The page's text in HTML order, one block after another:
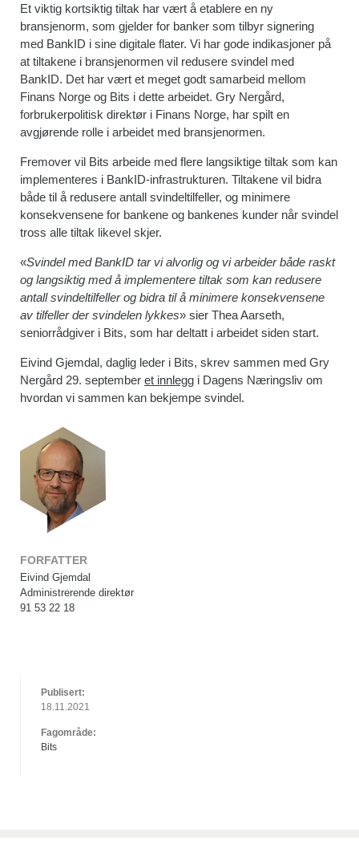
Et viktig kortsiktig tiltak har vært å etablere en ny
bransjenorm, som gjelder for banker som tilbyr signering
med BankID i sine digitale flater. Vi har gode indikasjoner på
at tiltakene i bransjenormen vil redusere svindel med
BankID. Det har vært et meget godt samarbeid mellom
Finans Norge og Bits i dette arbeidet. Gry Nergård,
forbrukerpolitisk direktør i Finans Norge, har spilt en
avgjørende rolle i arbeidet med bransjenormen.
Fremover vil Bits arbeide med flere langsiktige tiltak som kan
implementeres i BankID-infrastrukturen. Tiltakene vil bidra
både til å redusere antall svindeltilfeller, og minimere
konsekvensene for bankene og bankenes kunder når svindel
tross alle tiltak likevel skjer.
«Svindel med BankID tar vi alvorlig og vi arbeider både raskt
og langsiktig med å implementere tiltak som kan redusere
antall svindeltilfeller og bidra til å minimere konsekvensene
av tilfeller der svindelen lykkes» sier Thea Aarseth,
seniorrådgiver i Bits, som har deltatt i arbeidet siden start.
Eivind Gjemdal, daglig leder i Bits, skrev sammen med Gry
Nergård 29. september et innlegg i Dagens Næringsliv om
hvordan vi sammen kan bekjempe svindel.
FORFATTER
Eivind Gjemdal
Administrerende direktør
91 53 22 18
Publisert:
18.11.2021
Fagområde:
Bits